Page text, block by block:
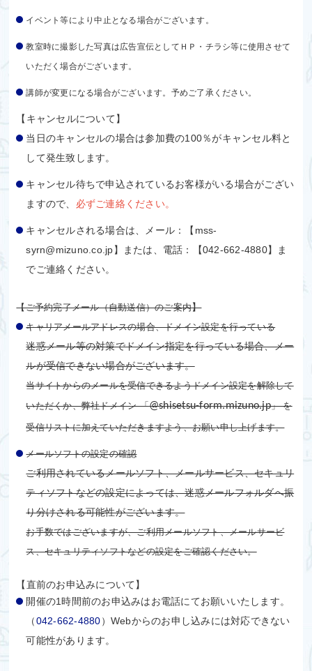
イベント等により中止となる場合がございます。
教室時に撮影した写真は広告宣伝としてＨＰ・チラシ等に使用させて
いただく場合がございます。
講師が変更になる場合がございます。予めご了承ください。
【キャンセルについて】
当日のキャンセルの場合は参加費の100％がキャンセル料と
して発生致します。
キャンセル待ちで申込されているお客様がいる場合がござい
ますので、 必ずご連絡ください。
キャンセルされる場合は、メール：【 mss-
syrn@mizuno.co.jp】または、電話：【042-662-4880】ま
でご連絡ください。
【ご予約完了メール（自動送信）のご案内】
キャリアメールアドレスの場合、ドメイン設定を行っている
迷惑メール等の対策でドメイン指定を行っている場合、メー
ルが受信できない場合がございます。
当サイトからのメールを受信できるようドメイン設定を解除して
いただくか、弊社ドメイン 「@shisetsu-form.mizuno.jp」 を
受信リストに加えていただきますよう、お願い申し上げます。
メールソフトの設定の確認
ご利用されているメールソフト、メールサービス、セキュリ
ティソフトなどの設定によっては、迷惑メールフォルダへ振
り分けされる可能性がございます。
お手数ではございますが、ご利用メールソフト、メールサービ
ス、セキュリティソフトなどの設定をご確認ください。
【直前のお申込みについて】
開催の1時間前のお申込みはお電話にてお願いいたします。
（042-662-4880）Webからのお申し込みには対応できない
可能性があります。